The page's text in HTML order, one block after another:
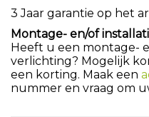
3 Jaar garantie op het
Montage- en/of
Heeft u een montage-
verlichting? Mogelijk
een korting. Maak een
nummer en vraag om